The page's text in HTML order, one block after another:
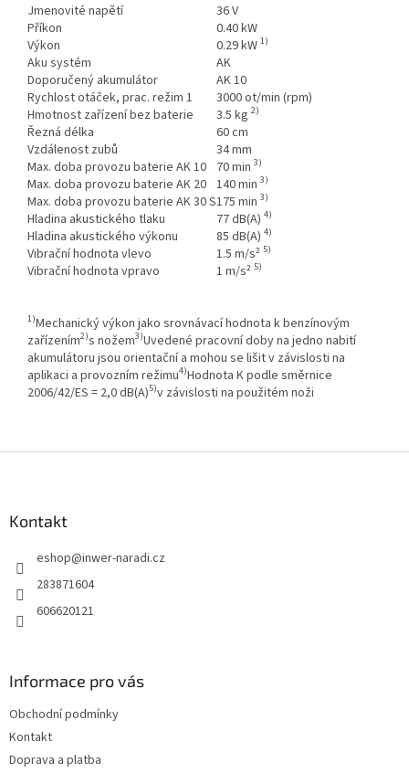
Jmenovité napětí
36 V
Příkon
0.40 kW
Výkon
0.29 kW 1)
Aku systém
AK
Doporučený akumulátor
AK 10
Rychlost otáček, prac. režim 1
3000 ot/min (rpm)
Hmotnost zařízení bez baterie
3.5 kg 2)
Řezná délka
60 cm
Vzdálenost zubů
34 mm
Max. doba provozu baterie AK 10 70 min 3)
Max. doba provozu baterie AK 20 140 min 3)
Max. doba provozu baterie AK 30 S175 min 3)
Hladina akustického tlaku 77 dB(A) 4)
Hladina akustického výkonu 85 dB(A) 4)
Vibrační hodnota vlevo 1.5 m/s² 5)
Vibrační hodnota vpravo 1 m/s² 5)
has
been
loaded.
1)Mechanický výkon jako srovnávací hodnota k benzínovým
zařízením2)s nožem3)Uvedené pracovní doby na jedno nabití
akumulátoru jsou orientační a mohou se lišit v závislosti na
aplikaci a provozním režimu4)Hodnota K podle směrnice
2006/42/ES = 2,0 dB(A)5)v závislosti na použitém noži
Kontakt
eshop@inwer-naradi.cz
283871604
606620121
Informace pro vás
Obchodní podmínky
Kontakt
Doprava a platba